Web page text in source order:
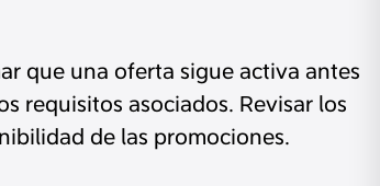
que una oferta sigue activa antes
requisitos asociados. Revisar los
de las promociones.